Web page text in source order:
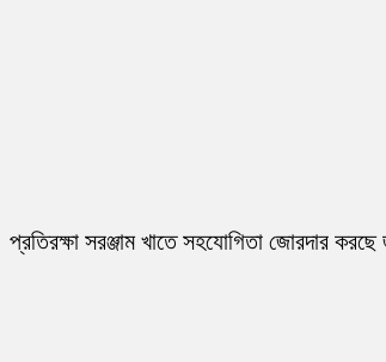
প্রতিরক্ষা সরঞ্জাম খাতে সহযোগিতা জোরদার